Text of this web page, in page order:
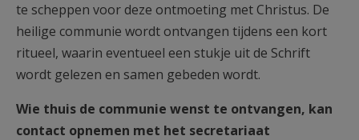
te scheppen voor deze ontmoeting met Christus. De
heilige communie wordt ontvangen tijdens een kort
ritueel, waarin eventueel een stukje uit de Schrift
wordt gelezen en samen gebeden wordt.
Wie thuis de communie wenst te ontvangen, kan
contact opnemen met het secretariaat